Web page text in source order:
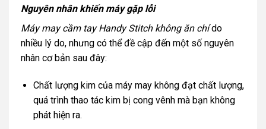
Nguyên nhân khiến máy gặp lỗi
Máy may cầm tay Handy Stitch không ăn chỉdo
nhiều lý do, nhưng có thể đề cập đến một số nguyên
nhân cơ bản sau đây:
Chất lượng kim của máy may không đạt chất lượng,
quá trình thao tác kim bị cong vênh mà bạn không
phát hiện ra.